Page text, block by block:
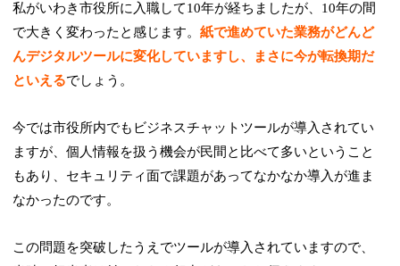
私がいわき市役所に入職して10年が経ちましたが、10年の間
で大きく変わったと感じます。紙で進めていた業務がどんど
んデジタルツールに変化していますし、まさに今が転換期だ
といえるでしょう。
今では市役所内でもビジネスチャットツールが導入されてい
ますが、個人情報を扱う機会が民間と比べて多いということ
もあり、セキュリティ面で課題があってなかなか導入が進ま
なかったのです。
この問題を突破したうえでツールが導入されていますので、